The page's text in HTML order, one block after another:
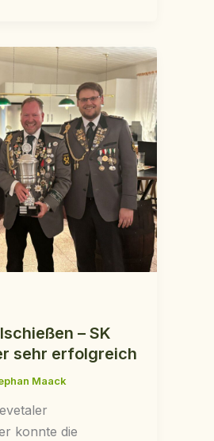
– SK
sehr erfolgreich
Maack
konnte die